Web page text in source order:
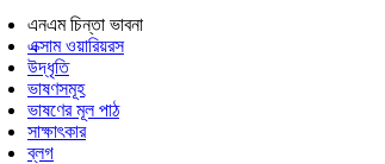
এনএম চিন্তা ভাবনা
এক্সাম ওয়ারিয়রস
উদ্ধৃতি
ভাষণসমূহ
ভাষণের মূল পাঠ
সাক্ষাৎকার
ব্লগ